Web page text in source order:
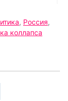
, Россия,
коллапса